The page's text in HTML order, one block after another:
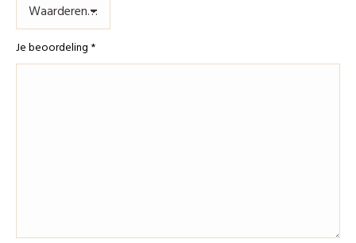
Je beoordeling *